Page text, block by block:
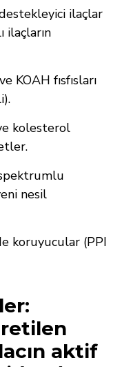
ilaçlar
ilaçların
KOAH fısfısları
kolesterol
nesil
koruyucular (PPI
aktif